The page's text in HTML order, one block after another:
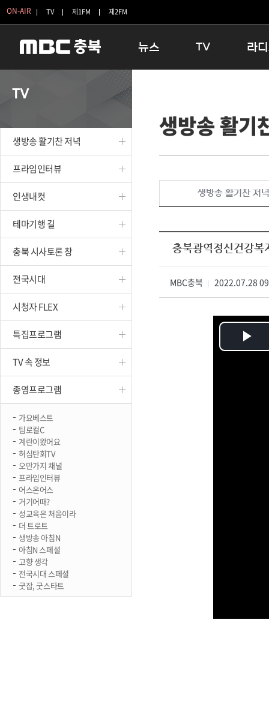
ON-AIR TV 제1FM 제2FM
뉴스
보은
옥천
TV
인생내컷
테마기행 길
시청자 FLEX
특집프로그램
종영프로그램
라
16:00
우리 고
TV
생방송 활기찬 저녁
프라임인터뷰
인생내컷
테마기행 길
충북 시사토론 창
전국시대
시청자 FLEX
특집프로그램
TV 속 정보
종영프로그램
가요베스트
팀로컬C
계란이왔어요
허심탄회TV
오만가지 채널
프라임인터뷰
어스온어스
거기어때?
성교육은 처음이라
더 트로트
생방송 아침N
아침N 스페셜
고향 생각
전국시대 스페셜
굿잡, 굿스타트
생방송 활기
생방송 활기찬 저녁
충북광역정신건강복
MBC충북 2022.07.28